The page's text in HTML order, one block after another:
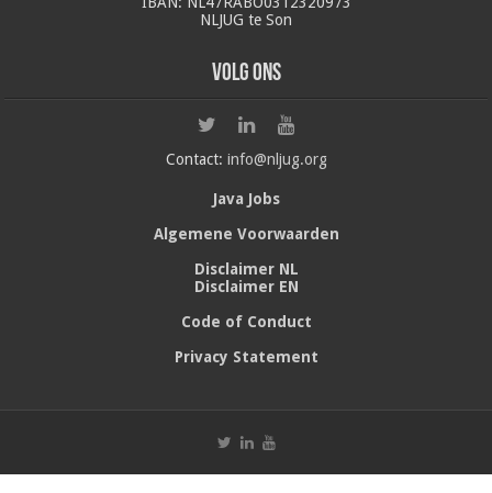
NLJUG te Son
Volg ons
Contact: info@nljug.org
Java Jobs
Algemene Voorwaarden
Disclaimer NL
Disclaimer EN
Code of Conduct
Privacy Statement